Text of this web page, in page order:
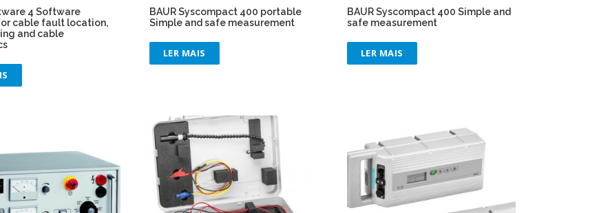
4 Software
cable fault location,
and cable
BAUR Syscompact 400 portable
Simple and safe measurement
LER MAIS
BAUR Syscompact 400 Simple and
safe measurement
LER MAIS